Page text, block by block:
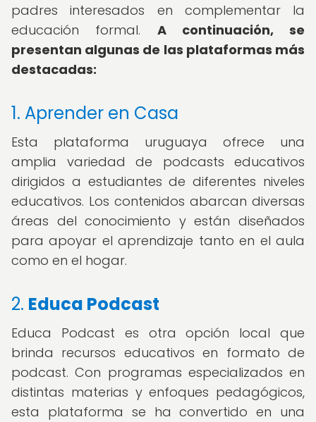
padres interesados en complementar la
educación formal. A continuación, se
presentan algunas de las plataformas más
destacadas:
1. Aprender en Casa
Esta plataforma uruguaya ofrece una
amplia variedad de podcasts educativos
dirigidos a estudiantes de diferentes niveles
educativos. Los contenidos abarcan diversas
áreas del conocimiento y están diseñados
para apoyar el aprendizaje tanto en el aula
como en el hogar.
2. Educa Podcast
Educa Podcast es otra opción local que
brinda recursos educativos en formato de
podcast. Con programas especializados en
distintas materias y enfoques pedagógicos,
esta plataforma se ha convertido en una